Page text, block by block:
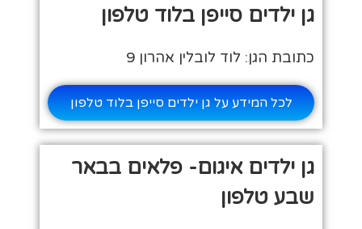
גן ילדים סייפן בלוד טלפון
כתובת הגן: לוד לובלין אהרון 9
לכל המידע על גן ילדים סייפן בלוד טלפון
גן ילדים איגום- פלאים בבאר
שבע טלפון